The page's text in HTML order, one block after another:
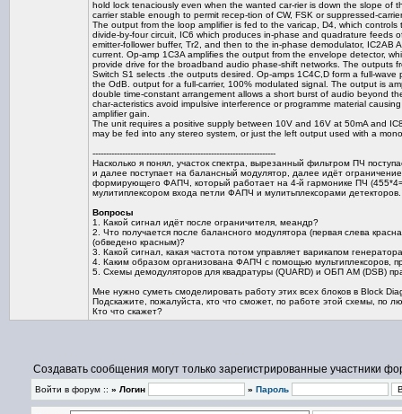
hold lock tenaciously even when the wanted car-rier is down the slope
carrier stable enough to permit recep-tion of CW, FSK or suppressed-
The output from the loop amplifier is fed to the varicap, D4, which
divide-by-four circuit, IC6 which produces in-phase and quadrature
emitter-follower buffer, Tr2, and then to the in-phase demodulator, IC2AB
current. Op-amp 1C3A amplifies the output from the envelope detector,
provide drive for the broadband audio phase-shift networks. The outputs
Switch S1 selects .the outputs desired. Op-amps 1C4C,D form a full-
the OdB. output for a full-carrier, 100% modulated signal. The output is
double time-constant arrangement allows a short burst of audio beyond
char-acteristics avoid impulsive interference or programme material
amplifier gain.
The unit requires a positive supply between 10V and 16V at 50mA and
may be fed into any stereo system, or just the left output used with a
--------------------------------------------------------------------
Насколько я понял, участок спектра, вырезанный фильтром ПЧ
и далее поступает на балансный модулятор, далее идёт
формирующего ФАПЧ, который работает на 4-й гармонике ПЧ
мулитиплексором входа петли ФАПЧ и мулитьплексорами детекторов.
Вопросы
1. Какой сигнал идёт после ограничителя, меандр?
2. Что получается после балансного модулятора (первая слева
(обведено красным)?
3. Какой сигнал, какая частота потом управляет варикапом
4. Каким образом организована ФАПЧ с помощью мультиплексоров,
5. Схемы демодуляторов для квадратуры (QUARD) и ОБП АМ (DSB)
Мне нужно суметь смоделировать работу этих всех блоков в Block
Подскажите, пожалуйста, кто что сможет, по работе этой схемы, по
Кто что скажет?
Создавать сообщения могут только зарегистрированные участники
Войти в форум :: » Логин » Пароль